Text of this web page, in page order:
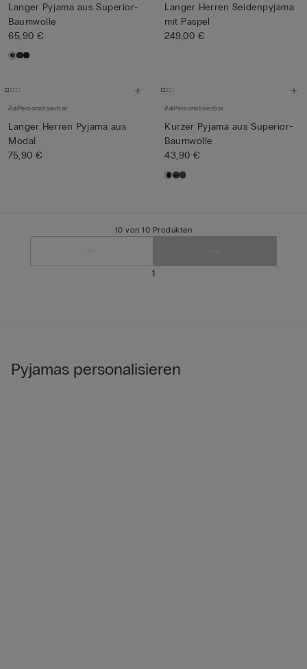
Langer Pyjama aus Superior-
Baumwolle
65,90 €
Langer Herren Seidenpyjama
mit Paspel
249,00 €
Personalisierbar
Langer Herren Pyjama aus
Modal
75,90 €
Personalisierbar
Kurzer Pyjama aus Superior-
Baumwolle
43,90 €
10 von 10 Produkten
1
Pyjamas personalisieren